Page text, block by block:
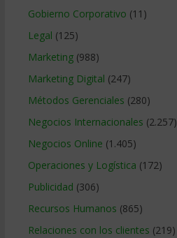
Gobierno Corporativo (11)
Legal (125)
Marketing(988)
Marketing Digital (247)
Métodos Gerenciales (280)
Negocios Internacionales (2.257)
Negocios Online (1.405)
Operaciones y Logística (172)
Publicidad (306)
Recursos Humanos (865)
Relaciones con los clientes (219)